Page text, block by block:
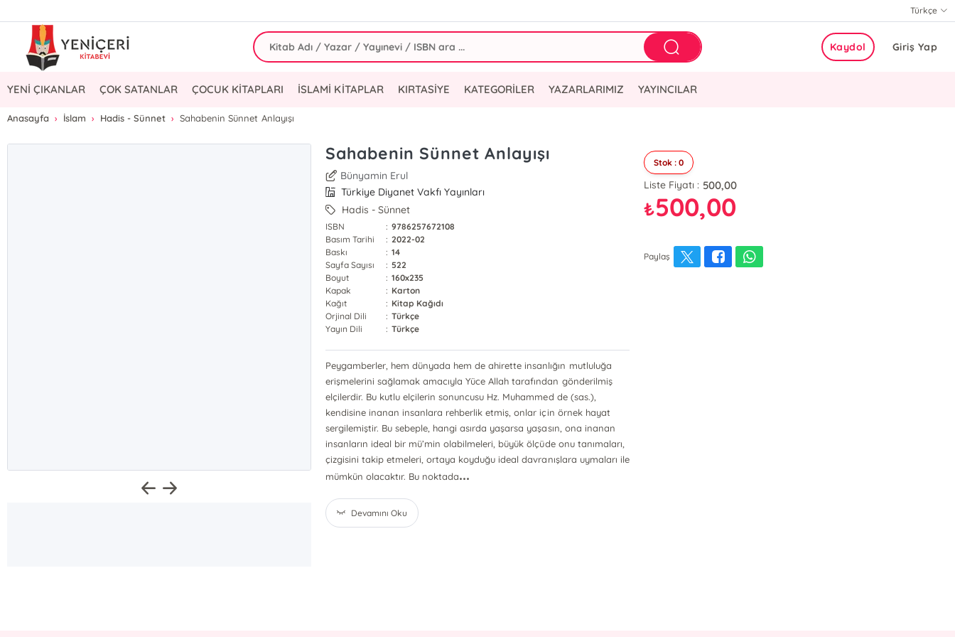
Türkçe
Giriş Yap
Kaydol
YENİ ÇIKANLAR ÇOK SATANLAR ÇOCUK KİTAPLARI İSLAMİ KİTAPLAR KIRTASİYE KATEGORİLER YAZARLARIMIZ YAYINCILAR
Anasayfa İslam Hadis - Sünnet Sahabenin Sünnet Anlayışı
Sahabenin Sünnet Anlayışı
Bünyamin Erul
Türkiye Diyanet Vakfı Yayınları
Hadis - Sünnet
ISBN : 9786257672108
Basım Tarihi
: 2022-02
Baskı
: 14
Sayfa Sayısı
: 522
Boyut
: 160x235
Kapak
: Karton
Kağıt
: Kitap Kağıdı
Orjinal Dili
: Türkçe
Yayın Dili
: Türkçe
Peygamberler, hem dünyada hem de ahirette insanlığın mutluluğa
erişmelerini sağlamak amacıyla Yüce Allah tarafından gönderilmiş
elçilerdir. Bu kutlu elçilerin sonuncusu Hz. Muhammed de (sas.),
kendisine inanan insanlara rehberlik etmiş, onlar için örnek hayat
sergilemiştir. Bu sebeple, hangi asırda yaşarsa yaşasın, ona inanan
insanların ideal bir mü’min olabilmeleri, büyük ölçüde onu tanımaları,
çizgisini takip etmeleri, ortaya koyduğu ideal davranışlara uymaları ile
mümkün olacaktır. Bu noktada...
Devamını Oku
Stok : 0
Liste Fiyatı : 500,00
₺500,00
Paylaş